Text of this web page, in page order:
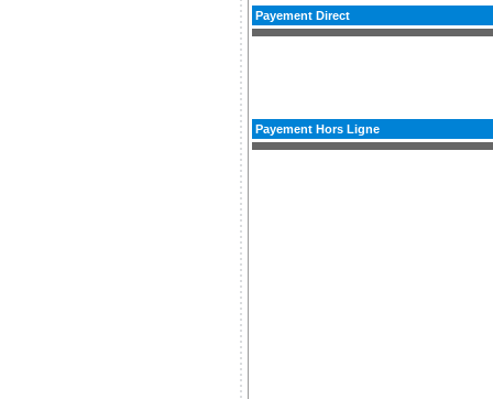
Payement Direct
Payement Hors Ligne